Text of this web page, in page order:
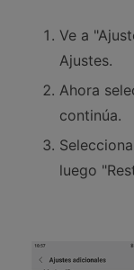
Ve a
Ajustes.
Ahora
continúa.
luego